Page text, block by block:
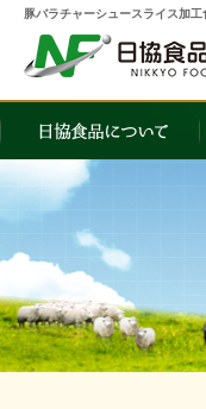
豚バラチャーシュースライス加